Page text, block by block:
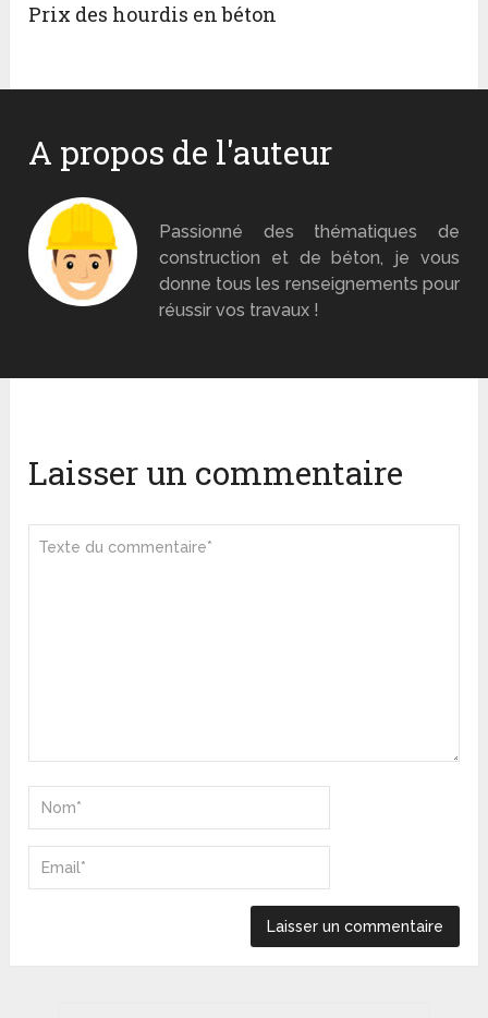
Prix des hourdis en béton
A propos de l'auteur
Passionné des thématiques de
construction et de béton, je vous
donne tous les renseignements pour
réussir vos travaux !
Laisser un commentaire